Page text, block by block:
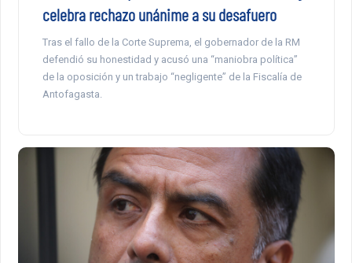
celebra rechazo unánime a su desafuero
Tras el fallo de la Corte Suprema, el gobernador de la RM
defendió su honestidad y acusó una “maniobra política”
de la oposición y un trabajo “negligente” de la Fiscalía de
Antofagasta.